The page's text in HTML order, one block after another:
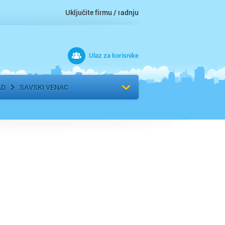
Uključite firmu / radnju
Ulaz za korisnike
SAVSKI VENACIzaberite komšiluk